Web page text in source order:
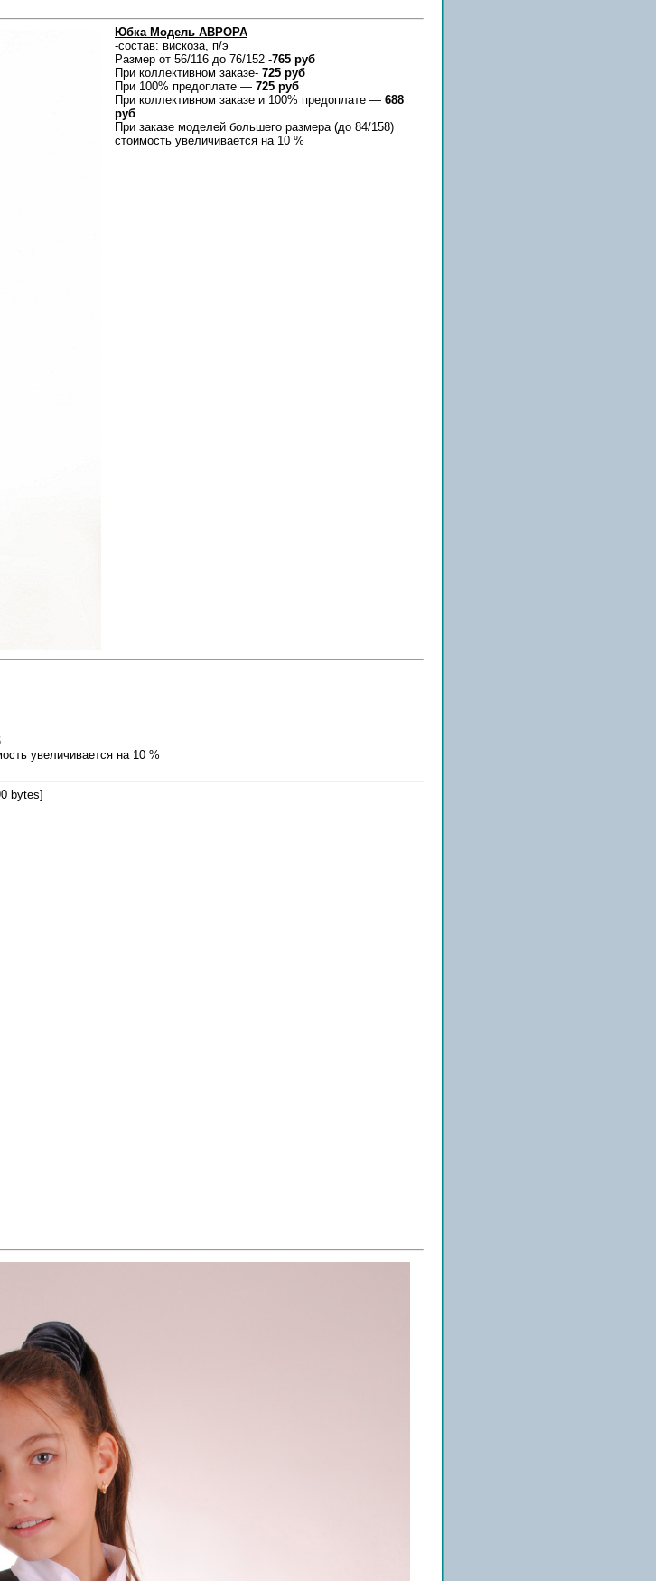
Юбка Модель АВРОРА
-состав: вискоза, п/э
Размер от 56/116 до 76/152 -765 руб
При коллективном заказе- 725 руб
При 100% предоплате — 725 руб
При коллективном заказе и 100% предоплате — 688
руб
При заказе моделей большего размера (до 84/158)
стоимость увеличивается на 10 %
увеличивается на 10 %
bytes]